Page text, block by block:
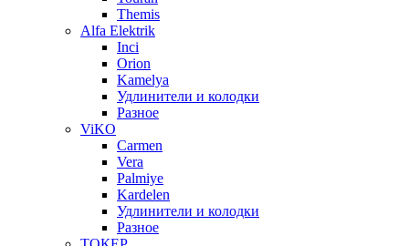
Themis
Alfa Elektrik
Inci
Orion
Kamelya
Удлинители и колодки
Разное
ViKO
Carmen
Vera
Palmiye
Kardelen
Удлинители и колодки
Разное